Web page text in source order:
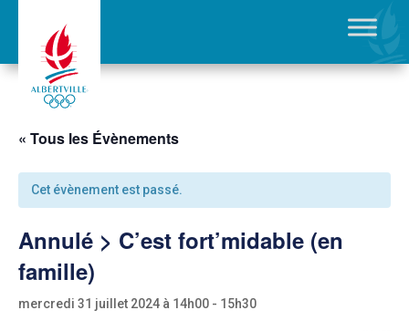
« Tous les Évènements
Cet évènement est passé.
Annulé > C’est fort’midable (en
famille)
mercredi 31 juillet 2024 à 14h00 - 15h30